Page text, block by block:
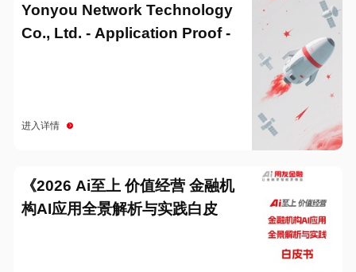
Yonyou Network Technology
Co., Ltd. - Application Proof -
进入详情
《2026 Ai至上 价值经营 金融机
构AI应用全景解析与实践白皮